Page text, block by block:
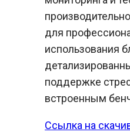
для
использования
поддержке
встроенным
Ссылка на